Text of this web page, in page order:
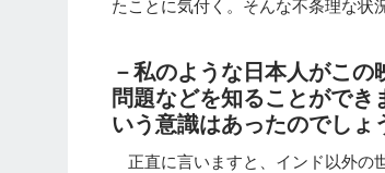
たことに気付く。そんな不条理な状
－私のような日本人がこ
問題などを知ることがで
いう意識はあったのでしょ
正直に言いますと、インド以外の